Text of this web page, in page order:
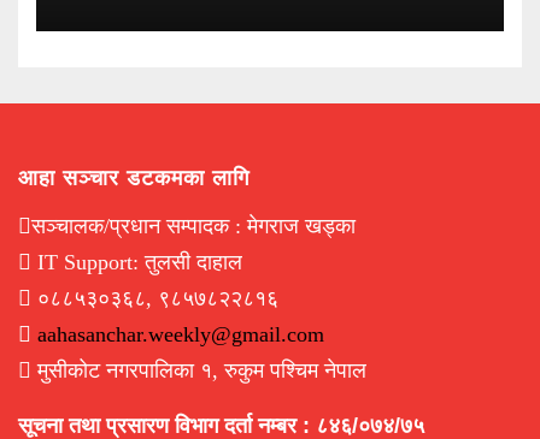
आहा सञ्चार डटकमका लागि
सञ्चालक/प्रधान सम्पादक : मेगराज खड्का
IT Support: तुलसी दाहाल
०८८५३०३६८, ९८५७८२२८१६
aahasanchar.weekly@gmail.com
मुसीकोट नगरपालिका १, रुकुम पश्चिम नेपाल
सूचना तथा प्रसारण विभाग दर्ता नम्बर : ८४६/०७४/७५